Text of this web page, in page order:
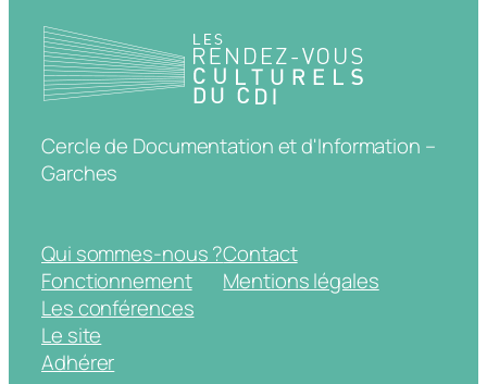
Cercle de Documentation et d'Information –
Garches
Qui sommes-nous ?
Fonctionnement
Les conférences
Le site
Adhérer
Contact
Mentions légales